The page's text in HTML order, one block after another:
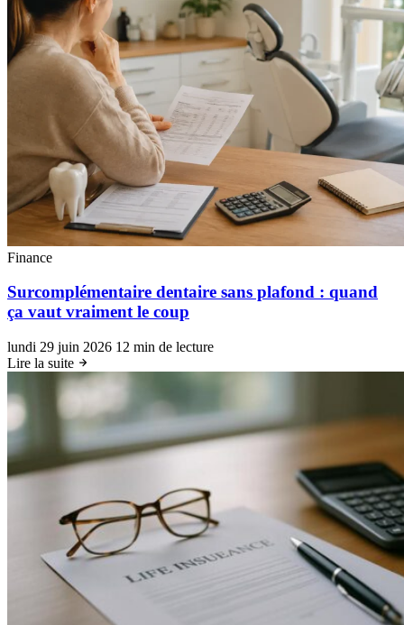
Finance
Surcomplémentaire dentaire sans plafond : quand
ça vaut vraiment le coup
lundi 29 juin 2026 12 min de lecture
Lire la suite